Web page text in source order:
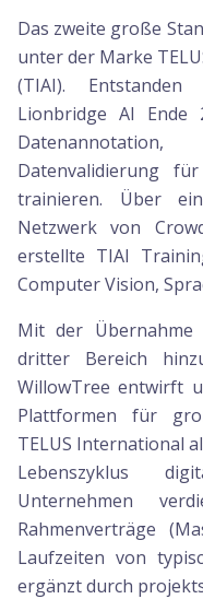
Das zweite große
unter der Marke
(TIAI).
Lionbridge AI Ende
Datenvalidierung
trainieren. Über
Netzwerk von
erstellte TIAI
Computer Vision,
Mit der Übernahme
dritter Bereich
WillowTree entwirft
Plattformen für
TELUS International
Lebenszyklus
Unternehmen
Rahmenverträge
Laufzeiten von
ergänzt durch